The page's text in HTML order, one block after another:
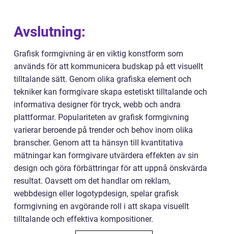
Avslutning:
Grafisk formgivning är en viktig konstform som
används för att kommunicera budskap på ett visuellt
tilltalande sätt. Genom olika grafiska element och
tekniker kan formgivare skapa estetiskt tilltalande och
informativa designer för tryck, webb och andra
plattformar. Populariteten av grafisk formgivning
varierar beroende på trender och behov inom olika
branscher. Genom att ta hänsyn till kvantitativa
mätningar kan formgivare utvärdera effekten av sin
design och göra förbättringar för att uppnå önskvärda
resultat. Oavsett om det handlar om reklam,
webbdesign eller logotypdesign, spelar grafisk
formgivning en avgörande roll i att skapa visuellt
tilltalande och effektiva kompositioner.